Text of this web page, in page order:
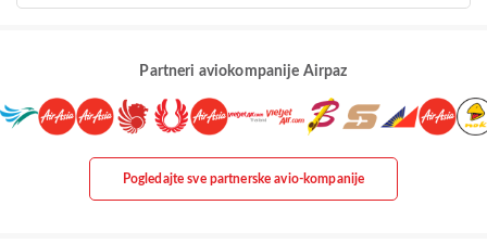
Partneri aviokompanije Airpaz
Pogledajte sve partnerske avio-kompanije